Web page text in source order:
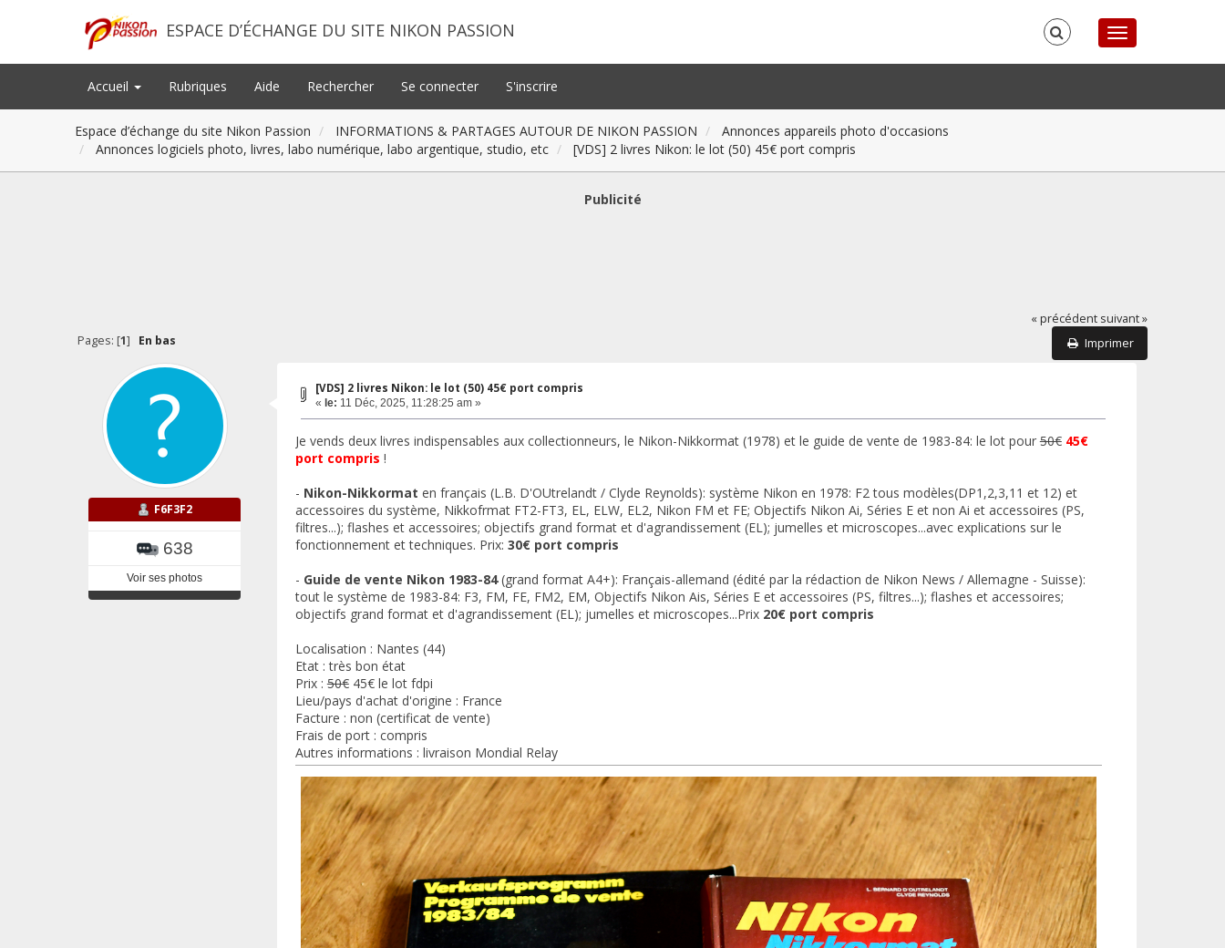
ESPACE D’ÉCHANGE DU SITE NIKON PASSION
Accueil Rubriques Aide Rechercher Se connecter S'inscrire
Espace d’échange du site Nikon Passion INFORMATIONS & PARTAGES AUTOUR DE NIKON PASSION
Annonces appareils photo d'occasions
Annonces logiciels photo, livres, labo numérique, labo argentique, studio, etc
[VDS] 2 livres Nikon: le lot (50) 45€ port compris
Publicité
« précédent suivant »
Imprimer
Pages: [1] En bas
F6F3F2
638
Voir ses photos
[VDS] 2 livres Nikon: le lot (50) 45€ port compris
« le: 11 Déc, 2025, 11:28:25 am »
Je vends deux livres indispensables aux collectionneurs, le Nikon-Nikkormat (1978) et le guide de vente de 1983-84: le lot pour50€ 45€
port compris !
- Nikon-Nikkormat en français (L.B. D'OUtrelandt / Clyde Reynolds): système Nikon en 1978: F2 tous modèles(DP1,2,3,11 et 12) et
accessoires du système, Nikkofrmat FT2-FT3, EL, ELW, EL2, Nikon FM et FE; Objectifs Nikon Ai, Séries E et non Ai et accessoires (PS,
filtres...); flashes et accessoires; objectifs grand format et d'agrandissement (EL); jumelles et microscopes...avec explications sur le
fonctionnement et techniques. Prix: 30€ port compris
- Guide de vente Nikon 1983-84(grand format A4+): Français-allemand (édité par la rédaction de Nikon News / Allemagne - Suisse):
tout le système de 1983-84: F3, FM, FE, FM2, EM, Objectifs Nikon Ais, Séries E et accessoires (PS, filtres...); flashes et accessoires;
objectifs grand format et d'agrandissement (EL); jumelles et microscopes...Prix 20€ port compris
Localisation : Nantes (44)
Etat : très bon état
Prix :50€45€ le lot fdpi
Lieu/pays d'achat d'origine : France
Facture : non (certificat de vente)
Frais de port : compris
Autres informations : livraison Mondial Relay